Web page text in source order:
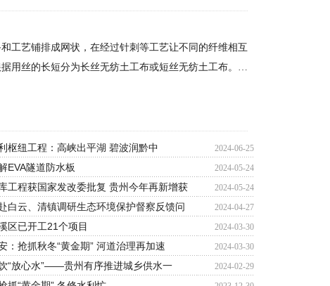
工艺铺排成网状，在经过针刺等工艺让不同的纤维相互
用丝的长短分为长丝无纺土工布或短丝无纺土工布。…
枢纽工程：高峡出平湖 碧波润黔中 2024-06-25
EVA隧道防水板 2024-05-24
工程获国家发改委批复 贵州今年再新增获 2024-05-24
白云、清镇调研生态环境保护督察反馈问 2024-04-27
区已开工21个项目 2024-03-30
：抢抓秋冬“黄金期” 河道治理再加速 2024-03-30
“放心水”——贵州有序推进城乡供水一 2024-02-29